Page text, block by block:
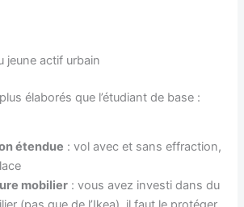
jeune actif urbain
élaborés que l’étudiant de base :
étendue : vol avec et sans effraction,
mobilier : vous avez investi dans du